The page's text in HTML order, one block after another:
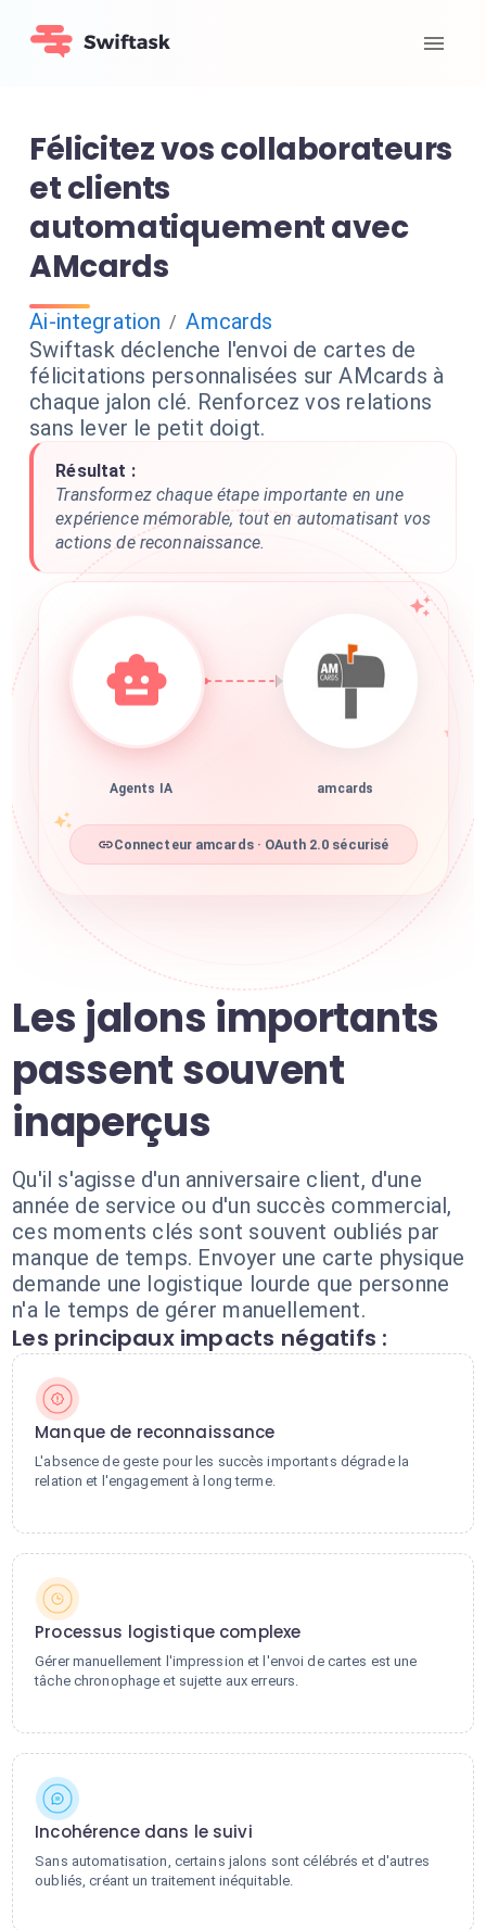
Félicitez vos collaborateurs
et clients
automatiquement avec
AMcards
Ai-integration / Amcards
Swiftask déclenche l'envoi de cartes de
félicitations personnalisées sur AMcards à
chaque jalon clé. Renforcez vos relations
sans lever le petit doigt.
Résultat :
Transformez chaque étape importante en une
expérience mémorable, tout en automatisant vos
actions de reconnaissance.
Agents IA amcards
Connecteur amcards · OAuth 2.0 sécurisé
Les jalons importants
passent souvent
inaperçus
Qu'il s'agisse d'un anniversaire client, d'une
année de service ou d'un succès commercial,
ces moments clés sont souvent oubliés par
manque de temps. Envoyer une carte physique
demande une logistique lourde que personne
n'a le temps de gérer manuellement.
Les principaux impacts négatifs :
Manque de reconnaissance
L'absence de geste pour les succès importants dégrade la
relation et l'engagement à long terme.
Processus logistique complexe
Gérer manuellement l'impression et l'envoi de cartes est une
tâche chronophage et sujette aux erreurs.
Incohérence dans le suivi
Sans automatisation, certains jalons sont célébrés et d'autres
oubliés, créant un traitement inéquitable.